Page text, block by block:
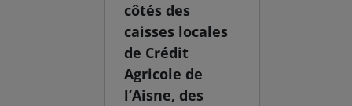
côtés des
caisses locales
de Crédit
Agricole de
l’Aisne, des